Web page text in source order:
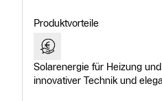
Produktvorteile
Solarenergie für Heizung
innovativer Technik und